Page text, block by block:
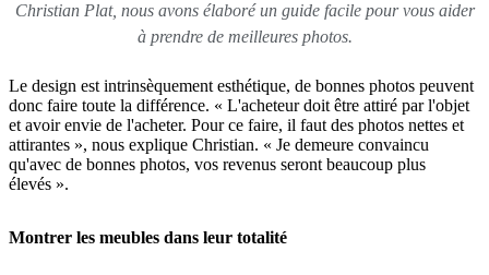
Christian Plat, nous avons élaboré un guide facile pour vous aider
à prendre de meilleures photos.
Le design est intrinsèquement esthétique, de bonnes photos peuvent
donc faire toute la différence. « L'acheteur doit être attiré par l'objet
et avoir envie de l'acheter. Pour ce faire, il faut des photos nettes et
attirantes », nous explique Christian. « Je demeure convaincu
qu'avec de bonnes photos, vos revenus seront beaucoup plus
élevés ».
Montrer les meubles dans leur totalité